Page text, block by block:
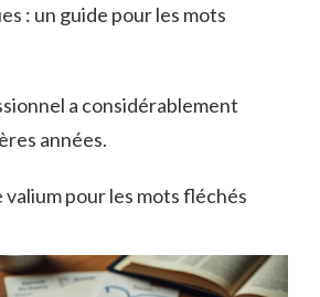
: un guide pour les mots
a considérablement
années.
valium pour les mots fléchés